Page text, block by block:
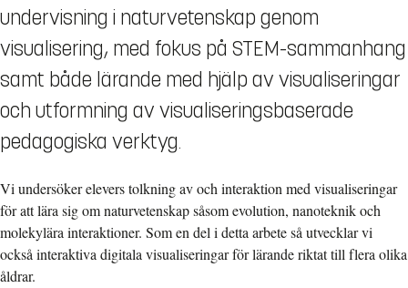
undervisning i naturvetenskap genom
visualisering, med fokus på STEM-sammanhang
samt både lärande med hjälp av visualiseringar
och utformning av visualiseringsbaserade
pedagogiska verktyg.
Vi undersöker elevers tolkning av och interaktion med visualiseringar
för att lära sig om naturvetenskap såsom evolution, nanoteknik och
molekylära interaktioner. Som en del i detta arbete så utvecklar vi
också interaktiva digitala visualiseringar för lärande riktat till flera olika
åldrar.